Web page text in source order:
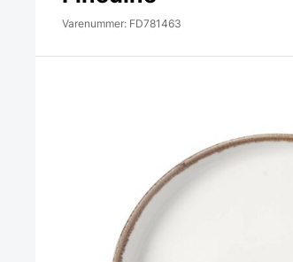
Varenummer: FD781463